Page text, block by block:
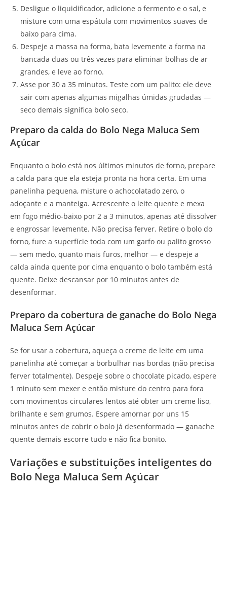
Desligue o liquidificador, adicione o fermento e o sal, e
misture com uma espátula com movimentos suaves de
baixo para cima.
Despeje a massa na forma, bata levemente a forma na
bancada duas ou três vezes para eliminar bolhas de ar
grandes, e leve ao forno.
Asse por 30 a 35 minutos. Teste com um palito: ele deve
sair com apenas algumas migalhas úmidas grudadas —
seco demais significa bolo seco.
Preparo da calda do Bolo Nega Maluca Sem
Açúcar
Enquanto o bolo está nos últimos minutos de forno, prepare
a calda para que ela esteja pronta na hora certa. Em uma
panelinha pequena, misture o achocolatado zero, o
adoçante e a manteiga. Acrescente o leite quente e mexa
em fogo médio-baixo por 2 a 3 minutos, apenas até dissolver
e engrossar levemente. Não precisa ferver. Retire o bolo do
forno, fure a superfície toda com um garfo ou palito grosso
— sem medo, quanto mais furos, melhor — e despeje a
calda ainda quente por cima enquanto o bolo também está
quente. Deixe descansar por 10 minutos antes de
desenformar.
Preparo da cobertura de ganache do Bolo Nega
Maluca Sem Açúcar
Se for usar a cobertura, aqueça o creme de leite em uma
panelinha até começar a borbulhar nas bordas (não precisa
ferver totalmente). Despeje sobre o chocolate picado, espere
1 minuto sem mexer e então misture do centro para fora
com movimentos circulares lentos até obter um creme liso,
brilhante e sem grumos. Espere amornar por uns 15
minutos antes de cobrir o bolo já desenformado — ganache
quente demais escorre tudo e não fica bonito.
Variações e substituições inteligentes do
Bolo Nega Maluca Sem Açúcar